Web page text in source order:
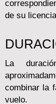
de su
La
combinar la
vuelo.